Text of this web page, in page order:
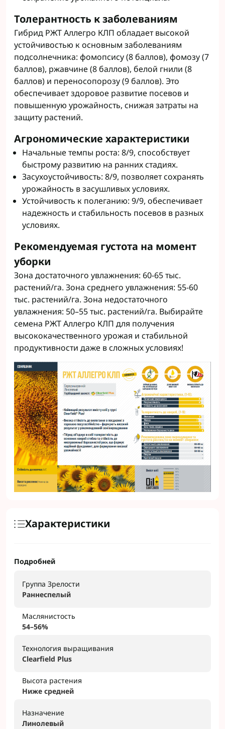
Толерантность к заболеваниям
Гибрид РЖТ Аллегро КЛП обладает высокой
устойчивостью к основным заболеваниям
подсолнечника: фомопсису (8 баллов), фомозу (7
баллов), ржавчине (8 баллов), белой гнили (8
баллов) и переносопорозу (9 баллов). Это
обеспечивает здоровое развитие посевов и
повышенную урожайность, снижая затраты на
защиту растений.
Агрономические характеристики
Начальные темпы роста: 8/9, способствует
быстрому развитию на ранних стадиях.
Засухоустойчивость: 8/9, позволяет сохранять
урожайность в засушливых условиях.
Устойчивость к полеганию: 9/9, обеспечивает
надежность и стабильность посевов в разных
условиях.
Рекомендуемая густота на момент
уборки
Зона достаточного увлажнения: 60-65 тыс.
растений/га. Зона среднего увлажнения: 55-60
тыс. растений/га. Зона недостаточного
увлажнения: 50–55 тыс. растений/га. Выбирайте
семена РЖТ Аллегро КЛП для получения
высококачественного урожая и стабильной
продуктивности даже в сложных условиях!
Характеристики
Подробней
Группа Зрелости
Раннеспелый
Маслянистость
54–56%
Технология выращивания
Clearfield Plus
Высота растения
Ниже средней
Назначение
Линолевый